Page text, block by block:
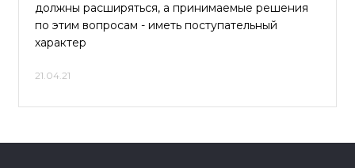
должны расширяться, а принимаемые решения
по этим вопросам - иметь поступательный
характер
21.04.21